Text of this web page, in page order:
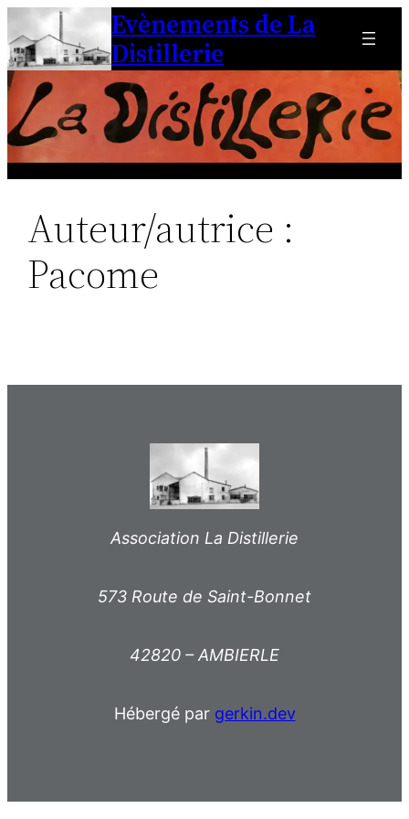
Aller
au
contenu
Evènements de La
Distillerie
Auteur/autrice :
Pacome
Association La Distillerie
573 Route de Saint-Bonnet
42820 – AMBIERLE
Hébergé par gerkin.dev